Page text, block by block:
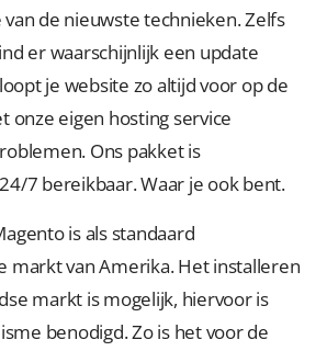
de nieuwste technieken. Zelfs
er waarschijnlijk een update
je website zo altijd voor op de
onze eigen hosting service
Ons pakket is
7 bereikbaar. Waar je ook bent.
is als standaard
markt van Amerika. Het installeren
markt is mogelijk, hiervoor is
benodigd. Zo is het voor de